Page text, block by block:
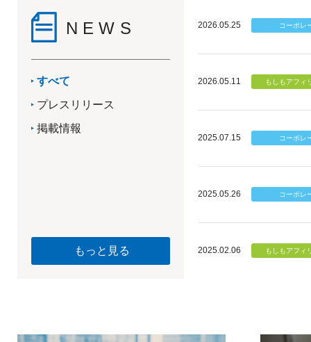
NEWS
すべて
プレスリリース
掲載情報
もっと見る
2026.05.25
2026.05.11
2025.07.15
2025.05.26
2025.02.06